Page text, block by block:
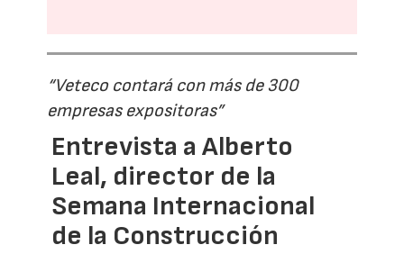
“Veteco contará con más de 300
empresas expositoras”
Entrevista a Alberto
Leal, director de la
Semana Internacional
de la Construcción